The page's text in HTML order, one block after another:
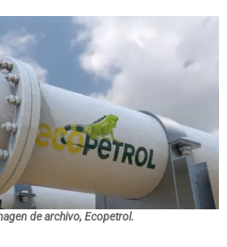
de archivo, Ecopetrol.